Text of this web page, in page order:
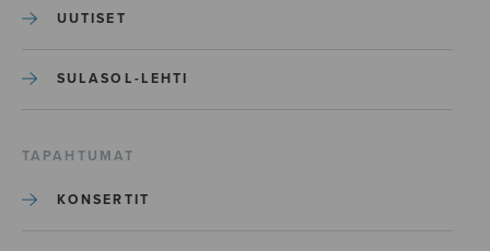
UUTISET
SULASOL-LEHTI
TAPAHTUMAT
KONSERTIT